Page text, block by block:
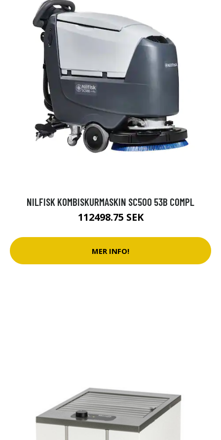
NILFISK KOMBISKURMASKIN SC500 53B COMPL
112498.75 SEK
MER INFO!